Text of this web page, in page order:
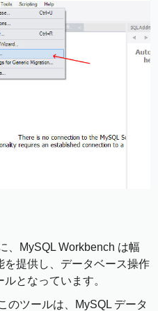
、MySQL Workbench は幅
を提供し、データベース操作
となっています。
のツールは、MySQL データ